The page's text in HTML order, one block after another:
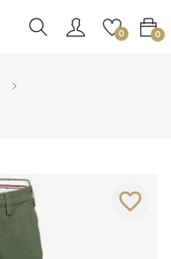
0 0
favorite_border